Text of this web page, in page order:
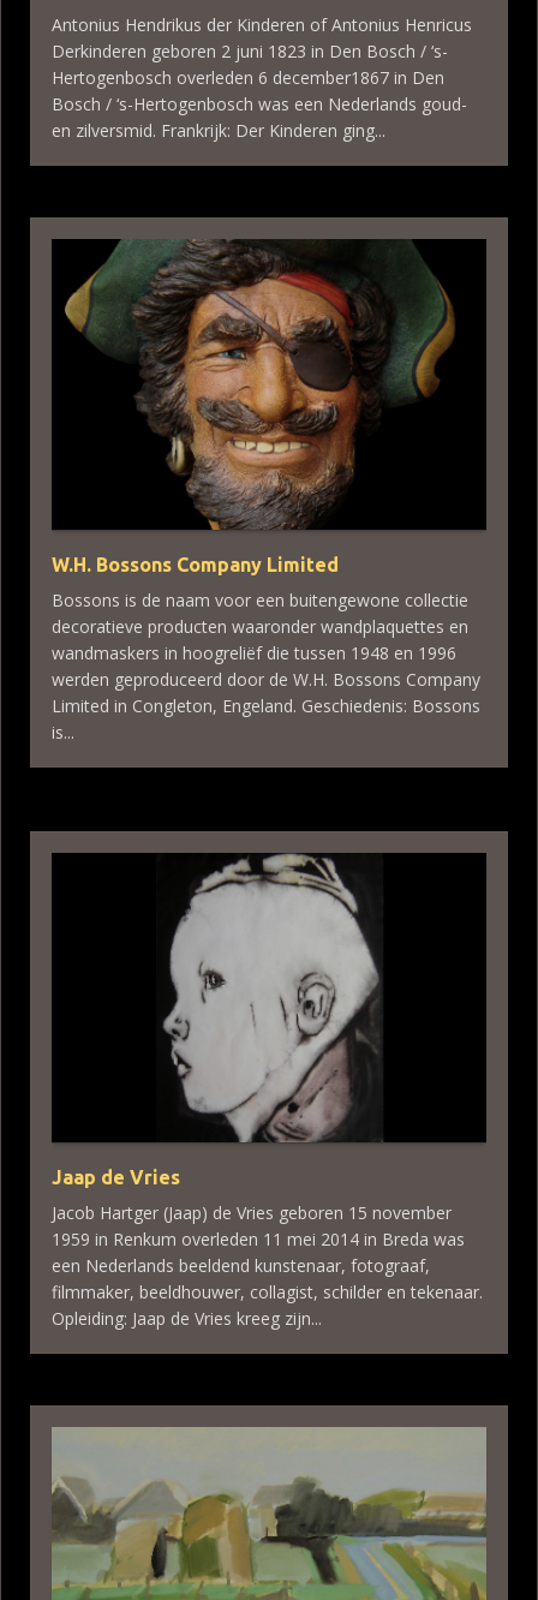
Antonius Hendrikus der Kinderen of Antonius Henricus
Derkinderen geboren 2 juni 1823 in Den Bosch / ‘s-
Hertogenbosch overleden 6 december1867 in Den
Bosch / ‘s-Hertogenbosch was een Nederlands goud-
en zilversmid. Frankrijk: Der Kinderen ging...
W.H. Bossons Company Limited
Bossons is de naam voor een buitengewone collectie
decoratieve producten waaronder wandplaquettes en
wandmaskers in hoogreliëf die tussen 1948 en 1996
werden geproduceerd door de W.H. Bossons Company
Limited in Congleton, Engeland. Geschiedenis: Bossons
is...
Jaap de Vries
Jacob Hartger (Jaap) de Vries geboren 15 november
1959 in Renkum overleden 11 mei 2014 in Breda was
een Nederlands beeldend kunstenaar, fotograaf,
filmmaker, beeldhouwer, collagist, schilder en tekenaar.
Opleiding: Jaap de Vries kreeg zijn...